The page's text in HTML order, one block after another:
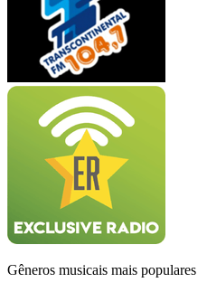
Gêneros musicais mais populares